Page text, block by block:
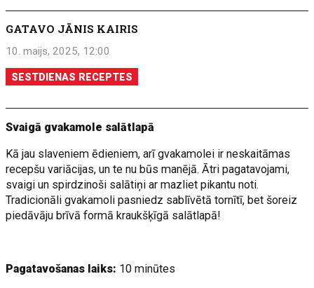
GATAVO JĀNIS KAIRIS
10. maijs, 2025, 12:00
SESTDIENAS RECEPTES
Svaigā gvakamole salātlapā
Kā jau slaveniem ēdieniem, arī gvakamolei ir neskaitāmas
recepšu variācijas, un te nu būs manējā. Ātri pagatavojami,
svaigi un spirdzinoši salātiņi ar mazliet pikantu noti.
Tradicionāli gvakamoli pasniedz sablīvētā tornītī, bet šoreiz
piedāvāju brīvā formā kraukšķīgā salātlapā!
Pagatavošanas laiks: 10 minūtes